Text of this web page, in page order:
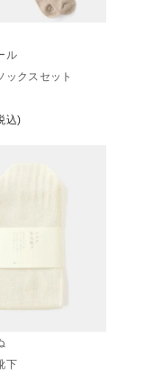
ル
ックスセット
込)
下